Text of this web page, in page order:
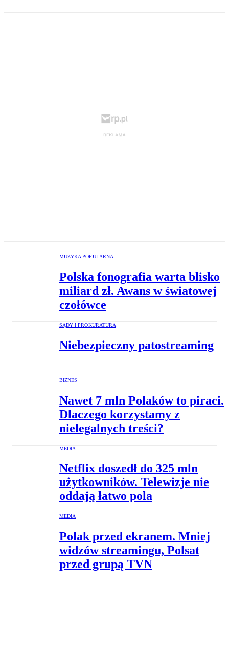
MUZYKA POPULARNA
Polska fonografia warta blisko
miliard zł. Awans w światowej
czołówce
SĄDY I PROKURATURA
Niebezpieczny patostreaming
BIZNES
Nawet 7 mln Polaków to piraci.
Dlaczego korzystamy z
nielegalnych treści?
MEDIA
Netflix doszedł do 325 mln
użytkowników. Telewizje nie
oddają łatwo pola
MEDIA
Polak przed ekranem. Mniej
widzów streamingu, Polsat
przed grupą TVN